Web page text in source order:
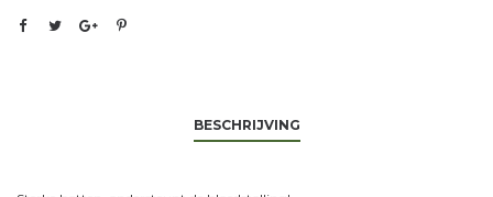
BESCHRIJVING